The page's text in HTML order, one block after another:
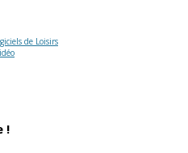
de Loisirs
!